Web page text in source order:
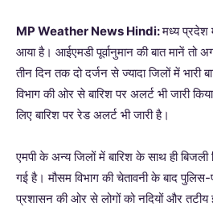
MP Weather News Hindi:मध्य प्रदेश
आया है। आईएमडी पूर्वानुमान की बात मानें
तीन दिन तक दो दर्जन से ज्यादा जिलों में भारी
विभाग की ओर से बारिश पर अलर्ट भी जारी
लिए बारिश पर रेड अलर्ट भी जारी है।
एमपी के अन्य जिलों में बारिश के साथ ही
गई है। मौसम विभाग की चेतावनी के बाद
प्रशासन की ओर से लोगों को नदियों और तटीय